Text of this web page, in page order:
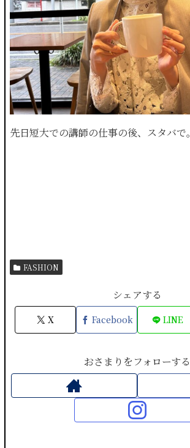
先日短大での講師の仕事の後、スタバで。
FASHION
シェアする
X Facebook LINE
おさまりをフォローする